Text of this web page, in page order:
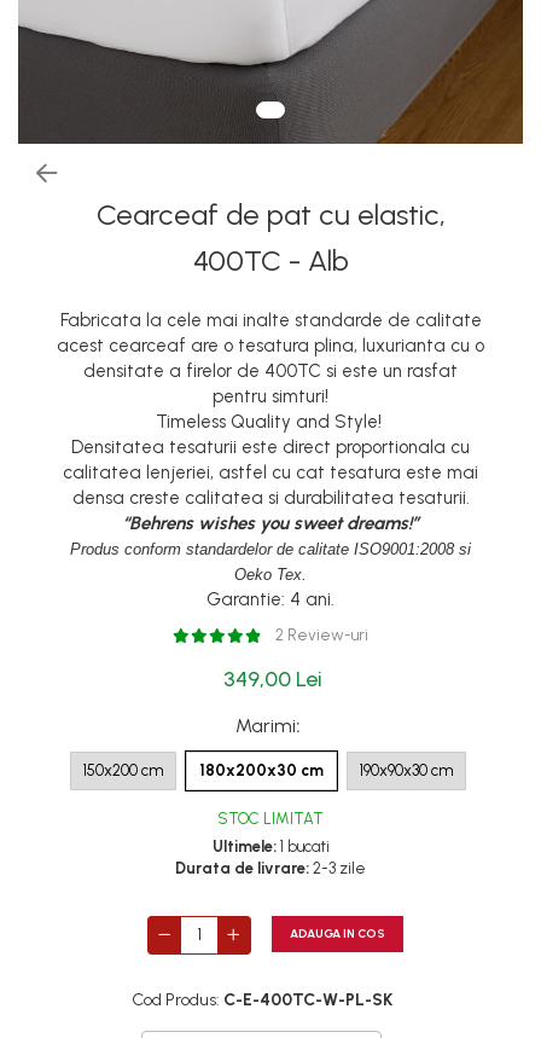
Cearceaf de pat cu elastic,
400TC - Alb
Fabricata la cele mai inalte standarde de calitate
acest cearceaf are o tesatura plina, luxurianta cu o
densitate a firelor de 400TC si este un rasfat
pentru simturi!
Timeless Quality and Style!
Densitatea tesaturii este direct proportionala cu
calitatea lenjeriei, astfel cu cat tesatura este mai
densa creste calitatea si durabilitatea tesaturii.
“Behrens wishes you sweet dreams!”
Produs conform standardelor de calitate ISO9001:2008 si
Oeko Tex.
Garantie: 4 ani.
2 Review-uri
349,00 Lei
Marimi:
150x200 cm 180x200x30 cm 190x90x30 cm
STOC LIMITAT
Ultimele:1 bucati
Durata de livrare: 2-3 zile
ADAUGA IN COS
Cod Produs: C-E-400TC-W-PL-SK